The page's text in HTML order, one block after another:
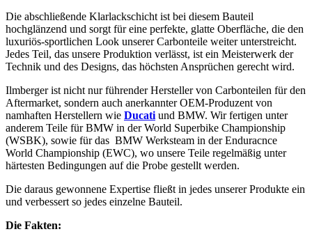
Die abschließende Klarlackschicht ist bei diesem Bauteil
hochglänzend und sorgt für eine perfekte, glatte Oberfläche, die den
luxuriös-sportlichen Look unserer Carbonteile weiter unterstreicht.
Jedes Teil, das unsere Produktion verlässt, ist ein Meisterwerk der
Technik und des Designs, das höchsten Ansprüchen gerecht wird.
Ilmberger ist nicht nur führender Hersteller von Carbonteilen für den
Aftermarket, sondern auch anerkannter OEM-Produzent von
namhaften Herstellern wie Ducati und BMW. Wir fertigen unter
anderem Teile für BMW in der World Superbike Championship
(WSBK), sowie für das BMW Werksteam in der Enduracnce
World Championship (EWC), wo unsere Teile regelmäßig unter
härtesten Bedingungen auf die Probe gestellt werden.
Die daraus gewonnene Expertise fließt in jedes unserer Produkte ein
und verbessert so jedes einzelne Bauteil.
Die Fakten: